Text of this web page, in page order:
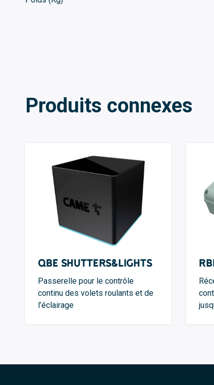
Produits connexes
QBE Shutters&Lights
Passerelle pour le contrôle
continu des volets roulants et de
l’éclairage